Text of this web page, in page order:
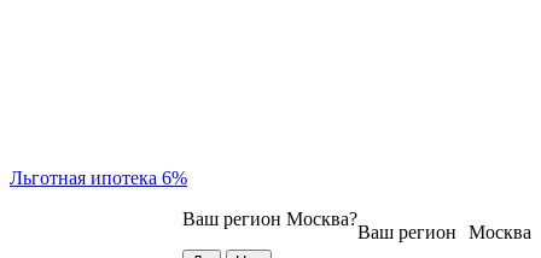
Льготная ипотека 6%
Москва
Ваш регион
Ваш регион Москва?